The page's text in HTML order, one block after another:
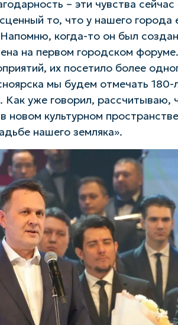
– эти чувства
то, что у нашего города
когда-то он был
на первом городском
их посетило более
мы будем отмечать 180-
Как уже говорил, рассчитываю,
новом культурном
нашего земляка».